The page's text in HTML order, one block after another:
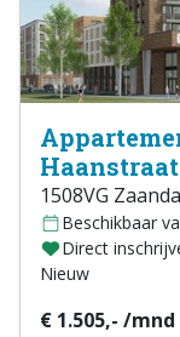
Haanstraat
1508VG
Beschikbaar
Direct
Nieuw
€ 1.505,- /mnd